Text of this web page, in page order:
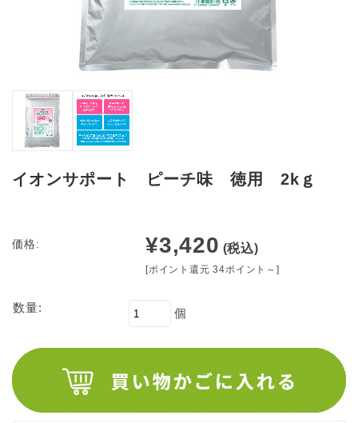
イオンサポート ピーチ味 徳用 2kｇ
価格: ¥3,420 (税込)
[ポイント還元 34ポイント～]
数量: 個